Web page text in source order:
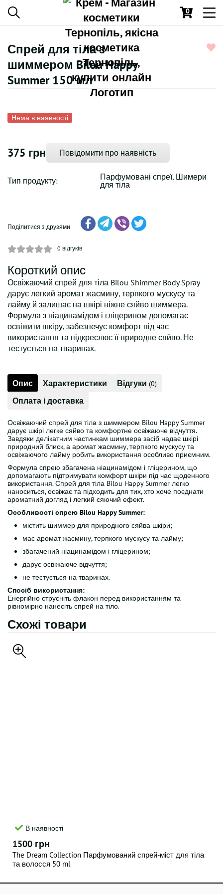
0
Спрей для тіла з
шиммером Bilou Happy
Summer 150 мл
Нема в наявності
375 грн Повідомити про наявність
Тип продукту:
Парфумовані спреї, Шимери
для тіла
Поділитися з друзями
0 відгуків
Короткий опис
Освіжаючий спрей для тіла Bilou Shimmer Body Spray
дарує легкий аромат жасмину, терпкого мускусу та
лайму й залишає на шкірі ніжне сяйво шиммера.
Формула з ніацинамідом і гліцерином допомагає
освіжити шкіру, забезпечує комфорт під час
використання та підкреслює її природне сяйво. Не
тестується на тваринах.
Опис Характеристики Відгуки (0)
Оплата і доставка
Освіжаючий спрей для тіла з шиммером Bilou Happy Summer
дарує шкірі легке сяйво та комфортне освіжаюче відчуття.
Завдяки делікатним частинкам шиммера засіб надає шкірі
природний блиск, а аромат жасмину, терпкого мускусу та
освіжаючого лайму робить використання особливо приємним.
Формула спрею збагачена ніацинамідом і гліцерином, що
допомагають підтримувати комфорт шкіри під час щоденного
використання. Спрей для тіла Bilou Happy Summer легко
наноситься, освіжає та підходить для тих, хто хоче поєднати
ароматний догляд і легкий сяючий ефект.
Особливості спрею Bilou Happy Summer:
містить шиммер для природного сяйва шкіри;
має аромат жасмину, терпкого мускусу та лайму;
збагачений ніацинамідом і гліцерином;
дарує освіжаюче відчуття;
не тестується на тваринах.
Спосіб використання:
Енергійно струсніть флакон перед використанням та
рівномірно нанесіть спрей на тіло.
Схожі товари
В наявності
1500 грн
The Dream Collection Парфумований спрей-міст для тіла
та волосся 50 ml